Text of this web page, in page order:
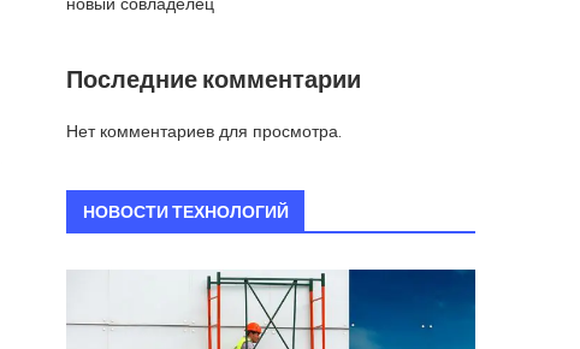
Последние комментарии
Нет комментариев для просмотра.
НОВОСТИ ТЕХНОЛОГИЙ